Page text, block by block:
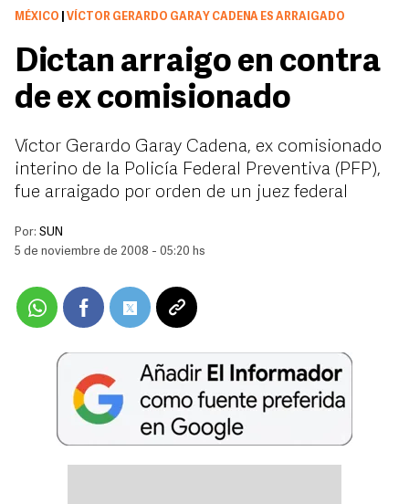
MÉXICO VÍCTOR GERARDO GARAY CADENA ES ARRAIGADO
Dictan arraigo en contra
de ex comisionado
Víctor Gerardo Garay Cadena, ex comisionado
interino de la Policía Federal Preventiva (PFP),
fue arraigado por orden de un juez federal
Por: SUN
5 de noviembre de 2008 - 05:20 hs